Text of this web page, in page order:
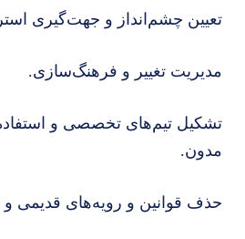
تعیین چشم‌انداز و جهت‌گیری
مدیریت تغییر و فرهنگ‌سازی.
تشکیل تیم‌های تخصصی و
مدون.
حذف قوانین و رویه‌های قدیمی و